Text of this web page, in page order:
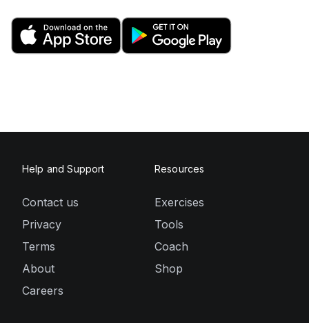
Help and Support
Contact us
Privacy
Terms
About
Careers
Resources
Exercises
Tools
Coach
Shop